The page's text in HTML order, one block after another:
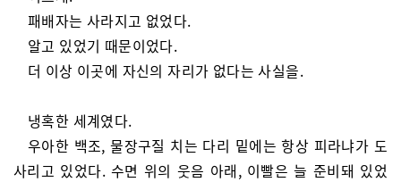
패배자는 사라지고 없었다.
알고 있었기 때문이었다.
더 이상 이곳에 자신의 자리가 없다는 사실을.
냉혹한 세계였다.
우아한 백조, 물장구질 치는 다리 밑에는 항상 피라냐가 도
사리고 있었다. 수면 위의 웃음 아래, 이빨은 늘 준비돼 있었